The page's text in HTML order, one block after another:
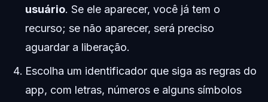
usuário. Se ele aparecer, você já tem o
recurso; se não aparecer, será preciso
aguardar a liberação.
Escolha um identificador que siga as regras do
app, com letras, números e alguns símbolos